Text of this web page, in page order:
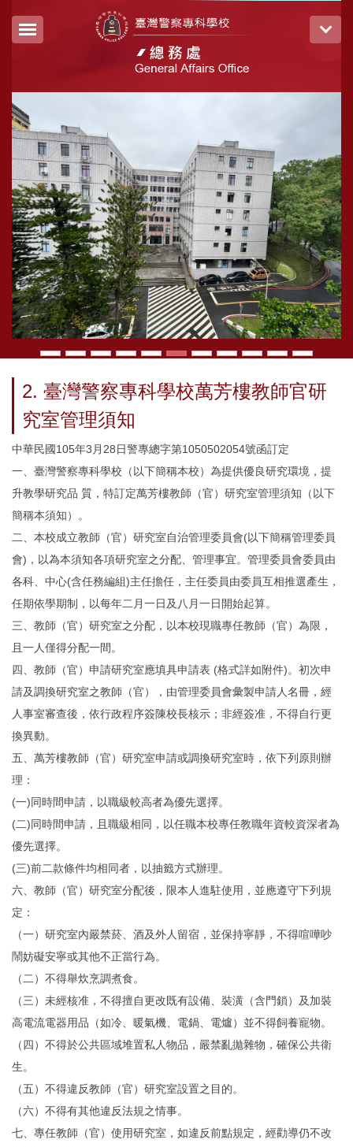
主
容
區
2. 臺灣警察專科學校萬芳樓教師官研
究室管理須知
中華民國105年3月28日警專總字第1050502054號函訂定
一、臺灣警察專科學校（以下簡稱本校）為提供優良研究環境，提
升教學研究品 質，特訂定萬芳樓教師（官）研究室管理須知（以下
簡稱本須知）。
二、本校成立教師（官）研究室自治管理委員會(以下簡稱管理委員
會)，以為本須知各項研究室之分配、管理事宜。管理委員會委員由
各科、中心(含任務編組)主任擔任，主任委員由委員互相推選產生，
任期依學期制，以每年二月一日及八月一日開始起算。
三、教師（官）研究室之分配，以本校現職專任教師（官）為限，
且一人僅得分配一間。
四、教師（官）申請研究室應填具申請表 (格式詳如附件)。初次申
請及調換研究室之教師（官），由管理委員會彙製申請人名冊，經
人事室審查後，依行政程序簽陳校長核示；非經簽准，不得自行更
換異動。
五、萬芳樓教師（官）研究室申請或調換研究室時，依下列原則辦
理：
(一)同時間申請，以職級較高者為優先選擇。
(二)同時間申請，且職級相同，以任職本校專任教職年資較資深者為
優先選擇。
(三)前二款條件均相同者，以抽籤方式辦理。
六、教師（官）研究室分配後，限本人進駐使用，並應遵守下列規
定：
（一）研究室內嚴禁菸、酒及外人留宿，並保持寧靜，不得喧嘩吵
鬧妨礙安寧或其他不正當行為。
（二）不得舉炊烹調煮食。
（三）未經核准，不得擅自更改既有設備、裝潢（含門鎖）及加裝
高電流電器用品（如冷、暖氣機、電鍋、電爐）並不得飼養寵物。
（四）不得於公共區域堆置私人物品，嚴禁亂拋雜物，確保公共衛
生。
（五）不得違反教師（官）研究室設置之目的。
（六）不得有其他違反法規之情事。
七、專任教師（官）使用研究室，如違反前點規定，經勸導仍不改